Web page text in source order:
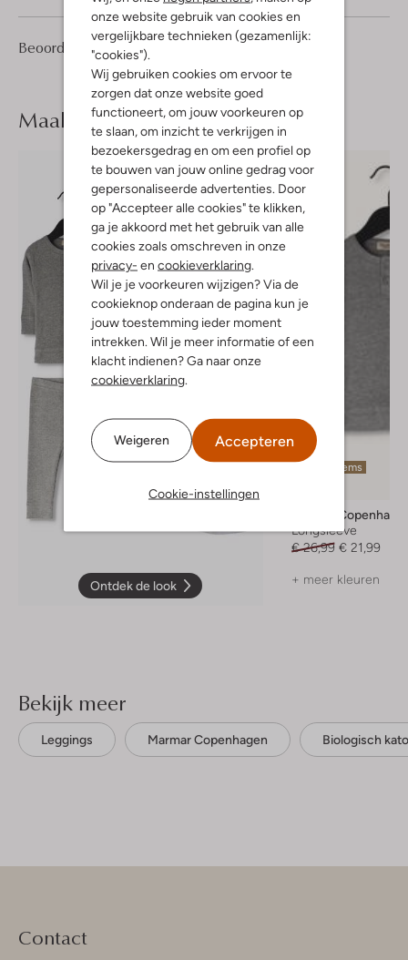
onze website gebruik van cookies en
vergelijkbare technieken (gezamenlijk:
"cookies").
Wij gebruiken cookies om ervoor te
zorgen dat onze website goed
functioneert, om jouw voorkeuren op
te slaan, om inzicht te verkrijgen in
bezoekersgedrag en om een profiel op
te bouwen van jouw online gedrag voor
gepersonaliseerde advertenties. Door
op "Accepteer alle cookies" te klikken,
ga je akkoord met het gebruik van alle
cookies zoals omschreven in onze
privacy- en cookieverklaring
Wil je je voorkeuren wijzigen? Via de
cookieknop onderaan de pagina kun je
jouw toestemming ieder moment
intrekken. Wil je meer informatie of een
klacht indienen? Ga naar onze
cookieverklaring
Weigeren Accepteren
Cookie-instellingen
Beoordelingen (4) 4
5
Sterren
Maak jelook compleet
Ontdek de look
Laatste items
Marmar
Longsleeve
€ 26,99 € 21,99
+ meer kleuren
Bekijk meer
Leggings Marmar Copenhagen Biologisch
Contact